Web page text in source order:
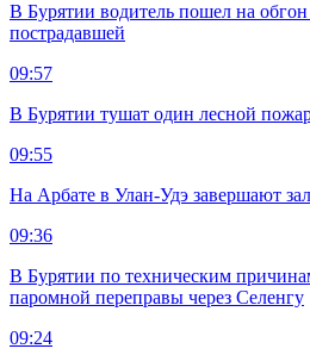
В Бурятии водитель пошел на
пострадавшей
09:57
В Бурятии тушат один лесной
09:55
На Арбате в Улан-Удэ завершают
09:36
В Бурятии по техническим
паромной переправы через Селенгу
09:24